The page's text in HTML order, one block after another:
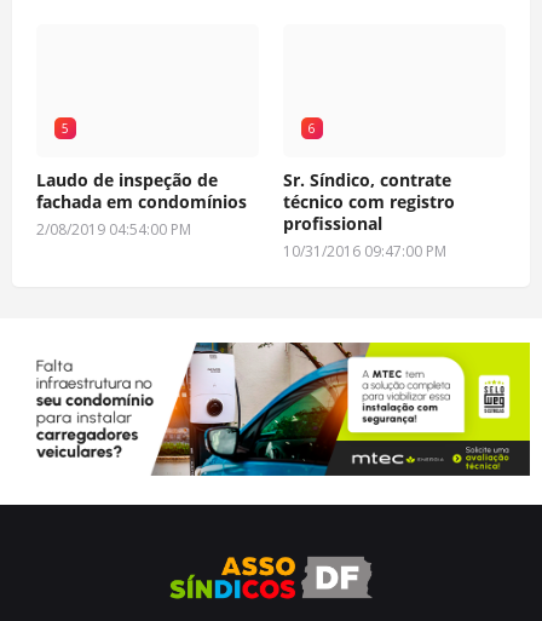
5
Laudo de inspeção de
fachada em condomínios
2/08/2019 04:54:00 PM
6
Sr. Síndico, contrate
técnico com registro
profissional
10/31/2016 09:47:00 PM